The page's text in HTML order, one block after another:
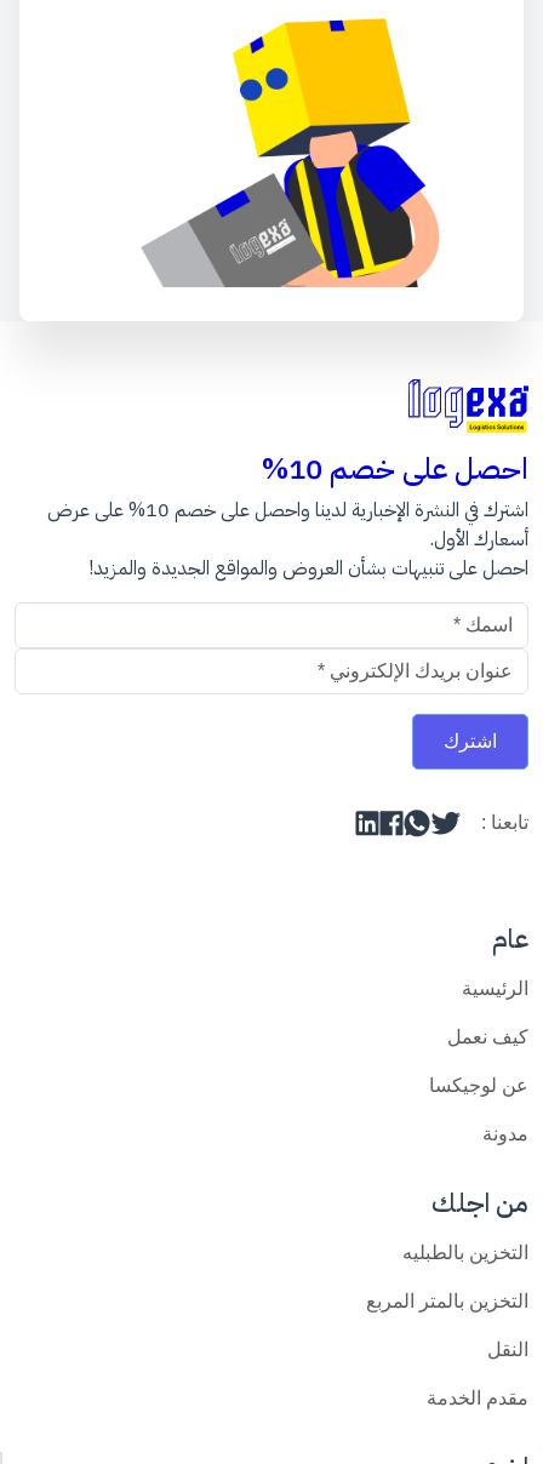
احصل على خصم 10%
اشترك في النشرة الإخبارية لدينا واحصل على خصم 10% على عرض
أسعارك الأول.
احصل على تنبيهات بشأن العروض والمواقع الجديدة والمزيد!
عنوان البريد الالكتروني
اشترك
تابعنا :
عام
الرئيسية
كيف نعمل
عن لوجيكسا
مدونة
من اجلك
التخزين بالطبليه
التخزين بالمتر المربع
النقل
مقدم الخدمة